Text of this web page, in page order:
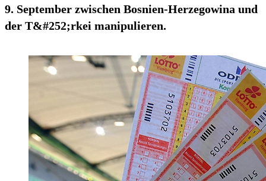
9. September zwischen Bosnien-Herzegowina und
der T&#252;rkei manipulieren.